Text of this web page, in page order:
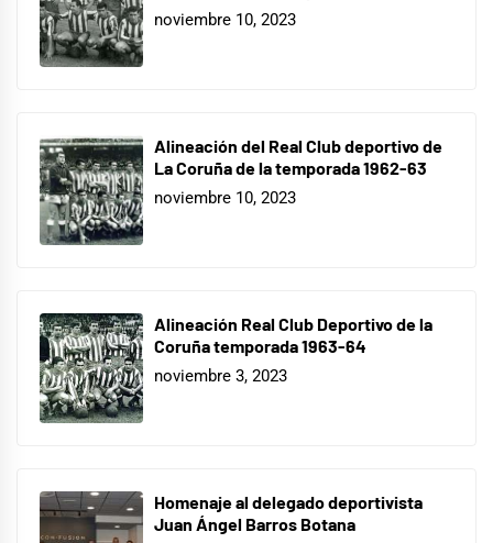
noviembre 10, 2023
Alineación del Real Club deportivo de
La Coruña de la temporada 1962-63
noviembre 10, 2023
Alineación Real Club Deportivo de la
Coruña temporada 1963-64
noviembre 3, 2023
Homenaje al delegado deportivista
Juan Ángel Barros Botana